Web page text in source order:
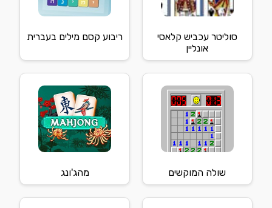
סוליטר עכביש קלאסי
אונליין
ריבוע קסם מילים בעברית
שולה המוקשים מהג'ונג